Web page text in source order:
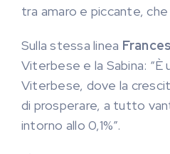
tra amaro e piccante,
Sulla stessa linea
Viterbese e la Sabina:
Viterbese, dove la
di prosperare, a tutto
intorno allo 0,1%”.